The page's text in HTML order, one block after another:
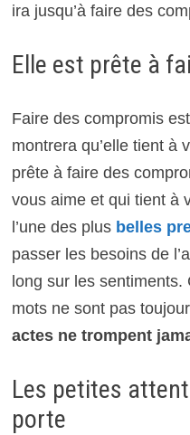
ira jusqu’à faire des
Elle est prête à
Faire des compromis
montrera qu’elle tient à
prête à faire des
vous aime et qui tient à
l’une des plus belles
passer les besoins de
long sur les
mots ne sont pas
actes ne trompent
Les petites
porte